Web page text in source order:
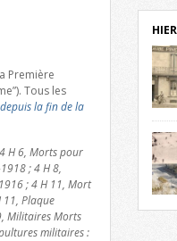
Première
Tous les
la fin de la
H 6, Morts pour
; 4 H 8,
; 4 H 11, Mort
Plaque
Militaires Morts
militaires :